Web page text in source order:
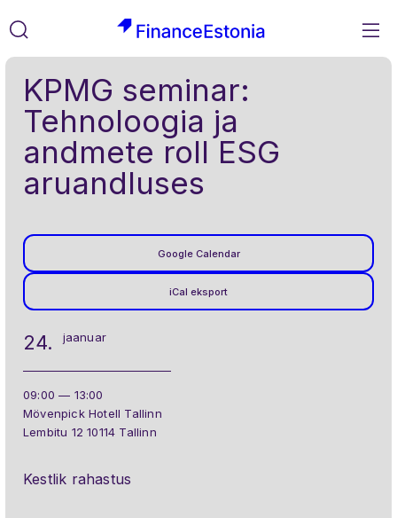
Liigu
sisusse
24. jaanuar
09:00 — 13:00
Mövenpick Hotell Tallinn
Lembitu 12 10114 Tallinn
Kestlik rahastus
KPMG seminar:
Tehnoloogia ja
andmete roll ESG
aruandluses
Google Calendar
iCal eksport